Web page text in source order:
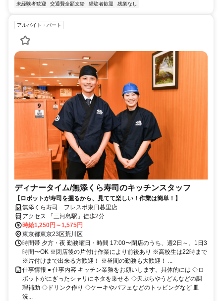
未経験者歓迎
交通費全額支給 経験者歓迎 残業なし
アルバイト・パート
ディナータイム/無添くら寿司のキッチンスタッフ
【ロボットが寿司を握るから、見てて楽しい！作業は簡単！】
無添くら寿司 フレスポ東日暮里店
アクセス 「三河島駅」徒歩2分
時給1,250円～1,575円
東京都東京23区荒川区
時間帯 夕方・夜 勤務曜日・時間 17:00〜閉店のうち、週2日～、1日3
時間〜OK ※閉店後の片付け作業により前後あり ※高校生は22時まで
※片付けまで出来る方歓迎！ ※昼間の勤務も大歓迎！ ...
仕事情報 ● 仕事内容 キッチン業務をお願いします。具体的には ◇ロ
ボットがにぎったシャリにネタを乗せる ◇天ぷらやうどんなどの調
理補助 ◇ドリンク作り ◇ケーキやパフェなどのトッピングなど 皿
洗...